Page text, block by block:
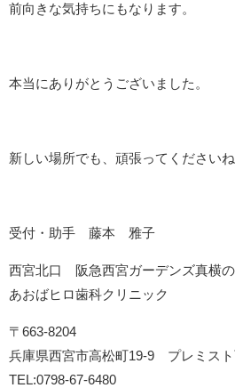
前向きな気持ちにもなります。
本当にありがとうございました。
新しい場所でも、頑張ってくださいね
受付・助手 藤本 雅子
西宮北口 阪急西宮ガーデンズ真横
あおばヒロ歯科クリニック
〒663-8204
兵庫県西宮市高松町19-9 プレミス
TEL:0798-67-6480